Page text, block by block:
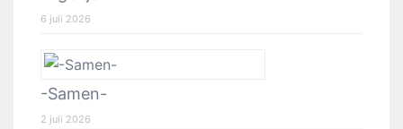
6 juli 2026
-Samen-
2 juli 2026